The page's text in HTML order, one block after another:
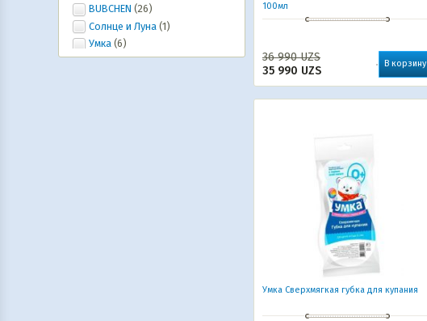
BUBCHEN (26)
Солнце и Луна (1)
Умка (6)
Ушастый Нянь (2)
100мл
36 990UZS
35 990 UZS
В корзину
Умка Сверхмягкая губка для купания